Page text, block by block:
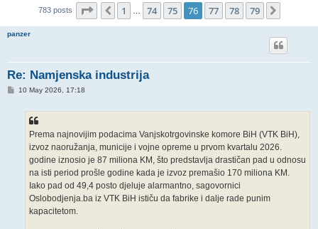
783 posts Page 76 of 79
Previous
1 74 75 76 77 78 79
panzer
Re: Namjenska industrija
P10 May 2026, 17:18
Prema najnovijim podacima Vanjskotrgovinske komore BiH (VTK BiH),
izvoz naoružanja, municije i vojne opreme u prvom kvartalu 2026.
godine iznosio je 87 miliona KM, što predstavlja drastičan pad u odnosu
na isti period prošle godine kada je izvoz premašio 170 miliona KM.
Iako pad od 49,4 posto djeluje alarmantno, sagovornici
Oslobodjenja.ba iz VTK BiH ističu da fabrike i dalje rade punim
kapacitetom.